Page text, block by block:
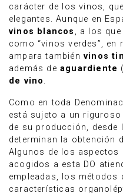
carácter de los vinos,
elegantes. Aunque en
vinos blancos , a los
como “vinos verdes”, en
ampara también vinos
además de aguardiente
de vino.
Como en toda
está sujeto a un
de su producción, desde
determinan la obtención
Algunos de los aspectos
acogidos a esta DO
empleadas, los
características